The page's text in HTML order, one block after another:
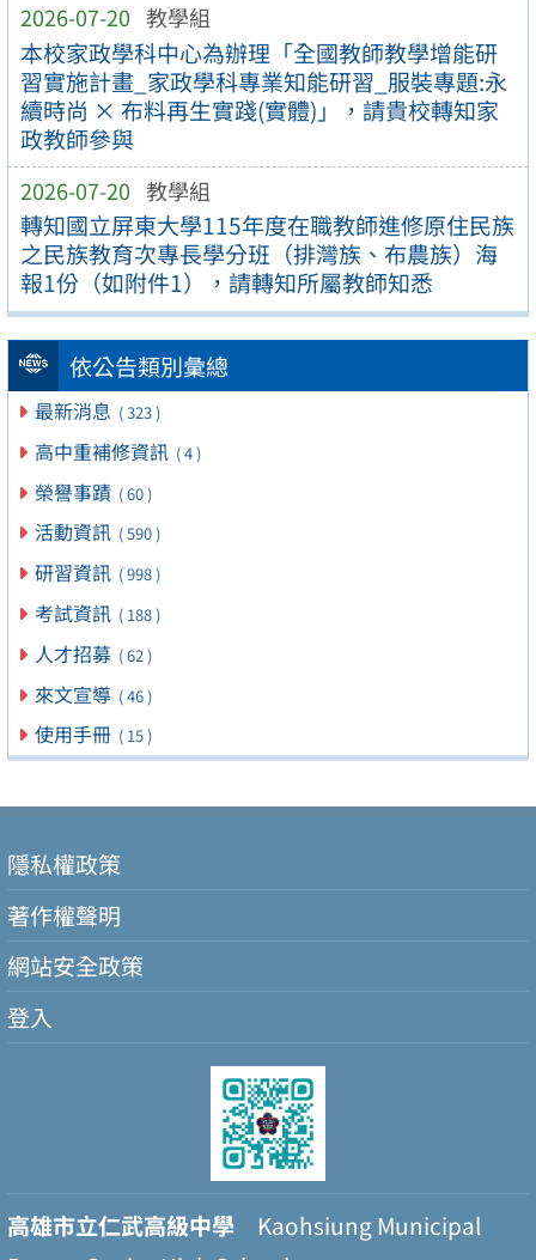
2026-07-20 教學組
本校家政學科中心為辦理「全國教師教學增能研
習實施計畫_家政學科專業知能研習_服裝專題:永
續時尚 × 布料再生實踐(實體)」，請貴校轉知家
政教師參與
2026-07-20 教學組
轉知國立屏東大學115年度在職教師進修原住民族
之民族教育次專長學分班（排灣族、布農族）海
報1份（如附件1），請轉知所屬教師知悉
依公告類別彙總
最新消息 ( 323 )
高中重補修資訊 ( 4 )
榮譽事蹟 ( 60 )
活動資訊 ( 590 )
研習資訊 ( 998 )
考試資訊 ( 188 )
人才招募 ( 62 )
來文宣導 ( 46 )
使用手冊 ( 15 )
隱私權政策
著作權聲明
網站安全政策
登入
高雄市立仁武高級中學 Kaohsiung Municipal